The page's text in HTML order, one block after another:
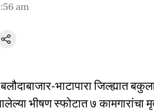
am
भाटापारा जिल्ह्यात
भीषण स्फोटात ७